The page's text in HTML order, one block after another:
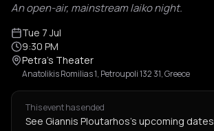
An open-air, mainstream laiko night.
Tue 7 Jul
9:30 PM
Petra's Theater
Anatolikis Romilias 1, Petroupoli 132 31, Greece
This event has ended
See Giannis Ploutarhos's upcoming dates